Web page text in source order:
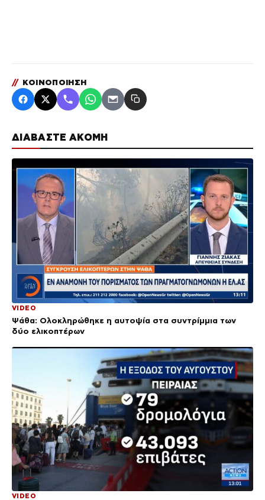
ΔΙΑΒΑΣΤΕ ΑΚΟΜΗ
VIDEO
Ψάθα: Ολοκληρώθηκε η αυτοψία στα συντρίμμια των
δύο ελικοπτέρων
VIDEO
// ΚΟΙΝΟΠΟΙΗΣΗ